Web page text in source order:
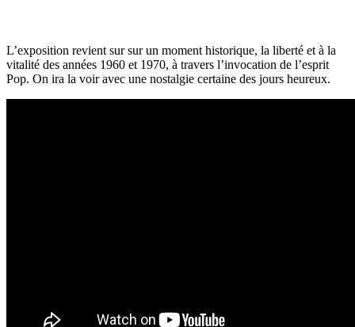
L’exposition revient sur sur un moment historique, la liberté et à la
vitalité des années 1960 et 1970, à travers l’invocation de l’esprit
Pop. On ira la voir avec une nostalgie certaine des jours heureux.